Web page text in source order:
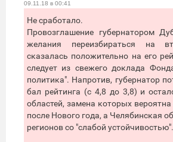
09.11.18 в 00:41
Не сработало.
Провозглашение губернатором
желания переизбираться на
сказалась положительно на его
следует из свежего доклада
политика". Напротив, губернатор
бал рейтинга (с 4,8 до 3,8) и
областей, замена которых
после Нового года, а Челябинская
регионов со "слабой устойчивостью".